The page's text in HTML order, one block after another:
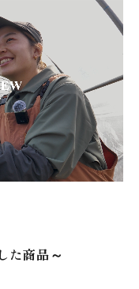
た商品～